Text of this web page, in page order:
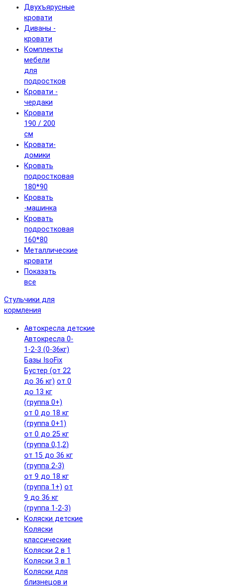
Двухъярусные
кровати
Диваны -
кровати
Комплекты
мебели
для
подростков
Кровати -
чердаки
Кровати
190 / 200
см
Кровати-
домики
Кровать
подростковая
180*90
Кровать
-машинка
Кровать
подростковая
160*80
Металлические
кровати
Показать
все
Стульчики для
кормления
Автокресла детские
Автокресла 0-
1-2-3 (0-36кг)
Базы IsoFix
Бустер (от 22
до 36 кг) от 0
до 13 кг
(группа 0+)
от 0 до 18 кг
(группа 0+1)
от 0 до 25 кг
(группа 0,1,2)
от 15 до 36 кг
(группа 2-3)
от 9 до 18 кг
(группа 1+) от
9 до 36 кг
(группа 1-2-3)
Коляски детские
Коляски
классические
Коляски 2 в 1
Коляски 3 в 1
Коляски для
близнецов и